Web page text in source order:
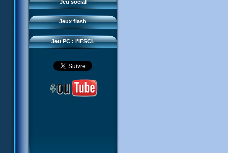
Jeu social
Jeux flash
Sector 2 Escape
Jeu PC : l'IFSCL
Téléchargements
Réseau IFSCL